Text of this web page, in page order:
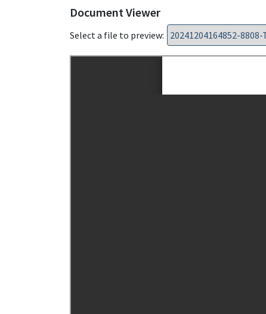
Document Viewer
Select a file to preview: